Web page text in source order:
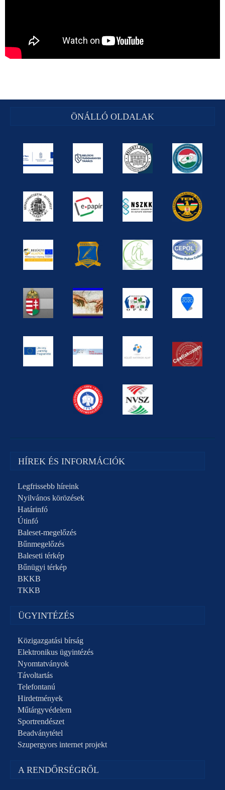
ÖNÁLLÓ OLDALAK
HÍREK ÉS INFORMÁCIÓK
Legfrissebb híreink
Nyilvános körözések
Határinfó
Útinfó
Baleset-megelőzés
Bűnmegelőzés
Baleseti térkép
Bűnügyi térkép
BKKB
TKKB
ÜGYINTÉZÉS
Közigazgatási bírság
Elektronikus ügyintézés
Nyomtatványok
Távoltartás
Telefontanú
Hirdetmények
Műtárgyvédelem
Sportrendészet
Beadványtétel
Szupergyors internet projekt
A RENDŐRSÉGRŐL